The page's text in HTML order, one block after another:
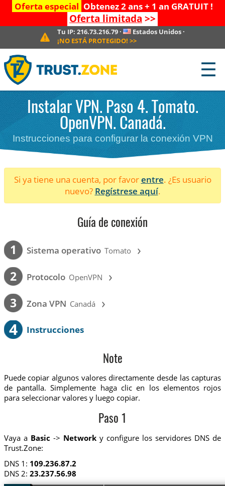
Oferta especial Obtenez 2 ans + 1 an GRATUIT !
Oferta limitada >>
Tu IP:216.73.216.79 · Estados Unidos·
¡NO ESTÁ PROTEGIDO! >>
☰
Instalar VPN. Paso 4. Tomato.
OpenVPN. Canadá.
Instrucciones para configurar la conexión VPN
Si ya tiene una cuenta, por favorentre. ¿Es usuario
nuevo? Regístrese aquí.
Guía de conexión
1 Sistema operativo Tomato ›
2 Protocolo OpenVPN ›
3 Zona VPN Canadá ›
4 Instrucciones
Note
Puede copiar algunos valores directamente desde las capturas
de pantalla. Simplemente haga clic en los elementos rojos
para seleccionar valores y luego copiar.
Paso 1
Vaya a Basic -> Networky configure los servidores DNS de
Trust.Zone:
DNS 1: 109.236.87.2
DNS 2: 23.237.56.98